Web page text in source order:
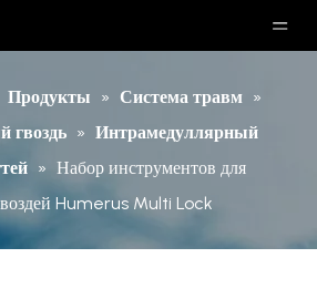
Продукты » Система травм »
гвоздь » Интрамедуллярный
» Набор инструментов для
Humerus Multi Lock